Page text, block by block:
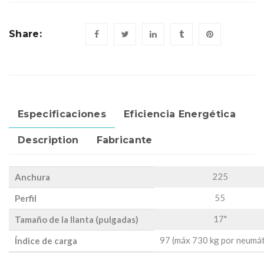
Share:
Especificaciones Eficiencia Energética
Description Fabricante
Anchura 225
Perfil 55
Tamaño de la llanta (pulgadas) 17"
Índice de carga 97 (máx 730 kg por